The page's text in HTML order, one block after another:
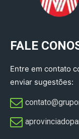
FALE
Entre em contato
enviar sugestões: